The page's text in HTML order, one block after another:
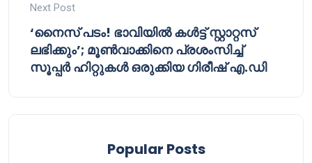
Next Post
‘നൈസ് പടം! ഭാവിയിൽ കൾട്ട് സ്റ്റാറ്റസ്
ലഭിക്കും’; മൂൺവാക്കിനെ പ്രശംസിച്ച്
സൂപ്പർ ഹിറ്റുകൾ ഒരുക്കിയ ഗിരീഷ് എ.ഡി
Popular Posts